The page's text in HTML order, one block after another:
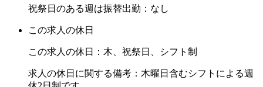
祝祭日のある週は振替出勤：なし
この求人の休日
この求人の休日：木、祝祭日、シフト制
求人の休日に関する備考：木曜日含むシフトによる週